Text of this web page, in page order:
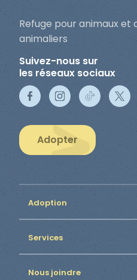
Refuge pour animaux et
animaliers
Suivez-nous sur
les réseaux sociaux
Adopter
Adoption
Services
Nous joindre